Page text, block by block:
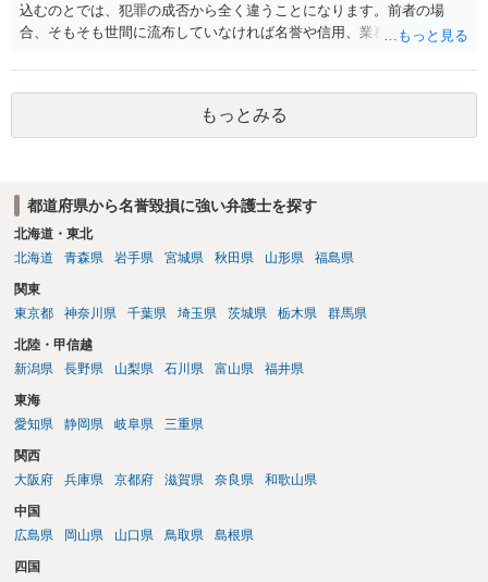
込むのとでは、犯罪の成否から全く違うことになります。前者の場
合、そもそも世間に流布していなければ名誉や信用、業務にかかる犯
もっとみる
都道府県から名誉毀損に強い弁護士を探す
北海道・東北
北海道
青森県 岩手県 宮城県 秋田県 山形県 福島県
関東
東京都
神奈川県 千葉県 埼玉県 茨城県 栃木県 群馬県
北陸・甲信越
新潟県
長野県 山梨県 石川県 富山県 福井県
東海
愛知県
静岡県 岐阜県 三重県
関西
大阪府
兵庫県 京都府 滋賀県 奈良県 和歌山県
中国
広島県
岡山県 山口県 鳥取県 島根県
四国